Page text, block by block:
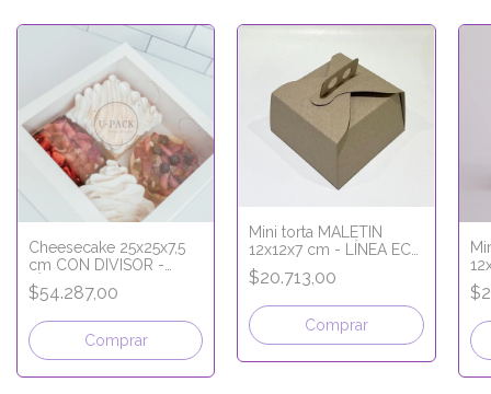
Cheesecake 25x25x7,5
cm CON DIVISOR -
LÍNEA PREMIUM
$54.287,00
Comprar
Mini torta MALETIN
12x12x7 cm - LÍNEA ECO
KRAFT
$20.713,00
Comprar